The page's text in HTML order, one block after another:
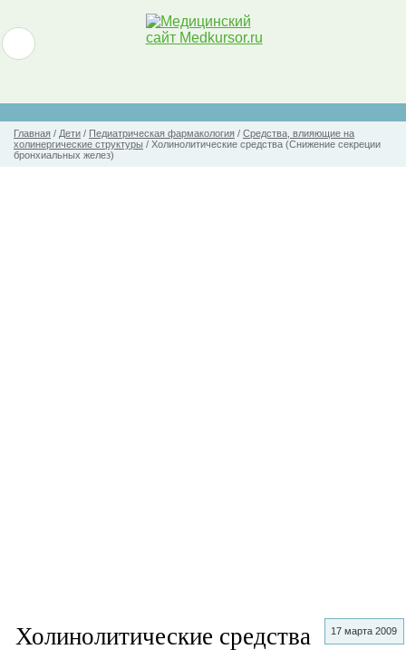
Главная / Дети / Педиатрическая фармакология / Средства, влияющие на
холинергические структуры / Холинолитические средства (Снижение секреции
бронхиальных желез)
17 марта 2009
Холинолитические средства